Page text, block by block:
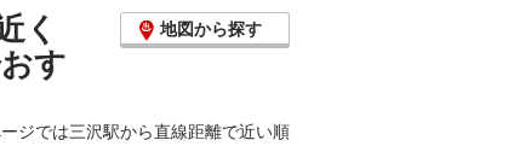
く
す
地図から探す
ジでは三沢駅から直線距離で近い順